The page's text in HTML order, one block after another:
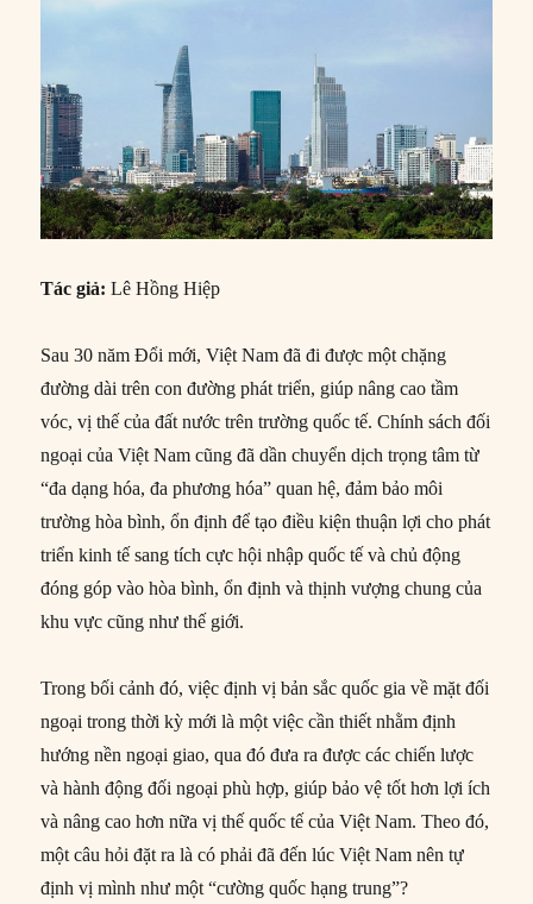
Tác giả:Lê Hồng Hiệp
Sau 30 năm Đổi mới, Việt Nam đã đi được một chặng
đường dài trên con đường phát triển, giúp nâng cao tầm
vóc, vị thế của đất nước trên trường quốc tế. Chính sách đối
ngoại của Việt Nam cũng đã dần chuyển dịch trọng tâm từ
“đa dạng hóa, đa phương hóa” quan hệ, đảm bảo môi
trường hòa bình, ổn định để tạo điều kiện thuận lợi cho phát
triển kinh tế sang tích cực hội nhập quốc tế và chủ động
đóng góp vào hòa bình, ổn định và thịnh vượng chung của
khu vực cũng như thế giới.
Trong bối cảnh đó, việc định vị bản sắc quốc gia về mặt đối
ngoại trong thời kỳ mới là một việc cần thiết nhằm định
hướng nền ngoại giao, qua đó đưa ra được các chiến lược
và hành động đối ngoại phù hợp, giúp bảo vệ tốt hơn lợi ích
và nâng cao hơn nữa vị thế quốc tế của Việt Nam. Theo đó,
một câu hỏi đặt ra là có phải đã đến lúc Việt Nam nên tự
định vị mình như một “cường quốc hạng trung”?